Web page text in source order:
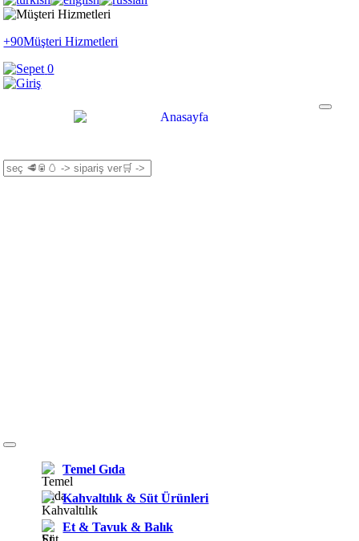
+90Müşteri Hizmetleri
0
Temel Gıda
Kahvaltılık & Süt Ürünleri
Et & Tavuk & Balık